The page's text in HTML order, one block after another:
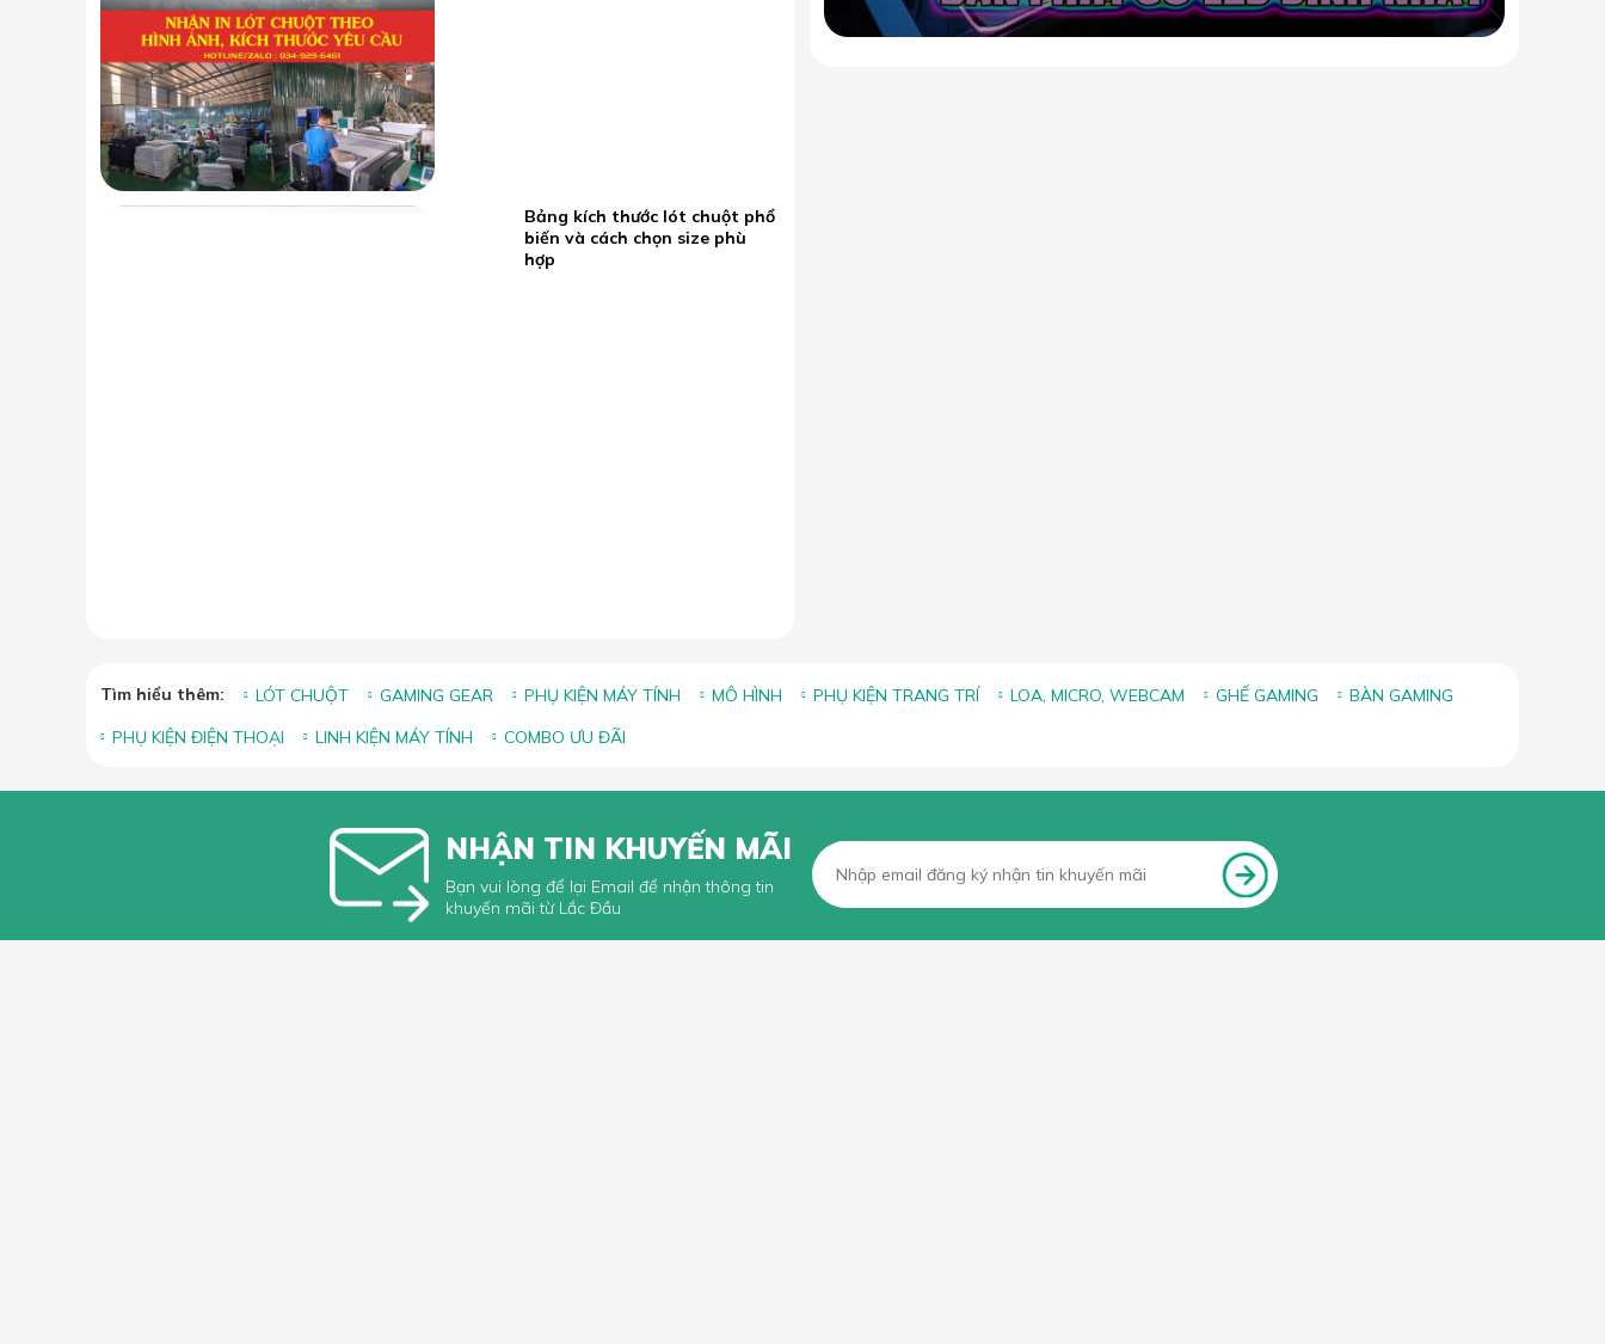
Bảng kích thước lót chuột phổ
biến và cách chọn size phù
hợp
Tìm hiểu thêm: LÓT CHUỘT GAMING GEAR PHỤ KIỆN MÁY TÍNH MÔ HÌNH PHỤ KIỆN TRANG TRÍ LOA, MICRO, WEBCAM GHẾ GAMING
BÀN GAMING
PHỤ KIỆN ĐIỆN THOẠI
LINH KIỆN MÁY TÍNH COMBO ƯU ĐÃI
NHẬN TIN KHUYẾN MÃI
Bạn vui lòng để lại Email để nhận thông tin
khuyến mãi từ Lắc Đầu